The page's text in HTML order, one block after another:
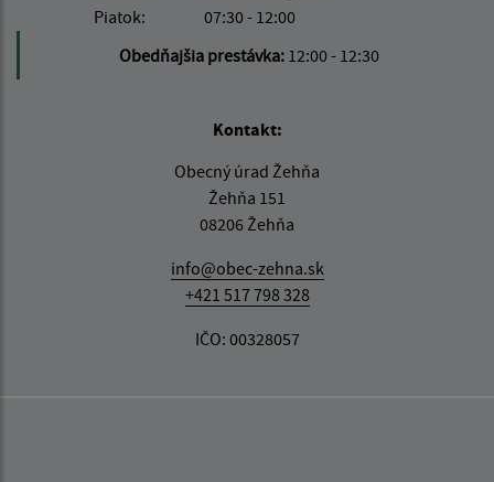
Piatok:
07:30 - 12:00
Obedňajšia prestávka: 12:00 - 12:30
Kontakt:
Obecný úrad Žehňa
Žehňa 151
08206 Žehňa
info@obec-zehna.sk
+421 517 798 328
IČO: 00328057